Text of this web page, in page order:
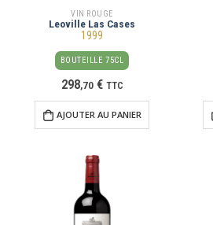
VIN ROUGE
Leoville Las Cases
1999
BOUTEILLE 75CL
298,70 € TTC
AJOUTER AU PANIER